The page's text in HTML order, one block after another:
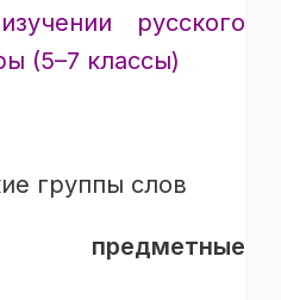
русского
(5–7 классы)
группы слов
предметные